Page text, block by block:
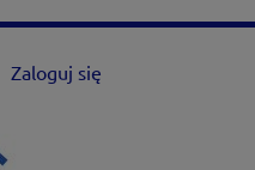
Zaloguj się